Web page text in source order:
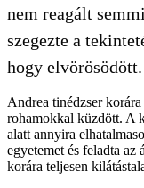
nem reagált
szegezte a
hogy elvörösödött.
Andrea tinédzser
rohamokkal küzdött. A
alatt annyira
egyetemet és feladta
korára teljesen